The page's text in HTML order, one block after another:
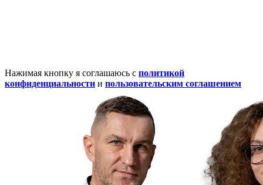
Нажимая кнопку я соглашаюсь с политикой
конфиденциальности и пользовательским соглашением